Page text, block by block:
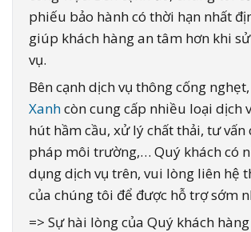
phiếu bảo hành có thời hạn nhất
giúp khách hàng an tâm hơn khi
vụ.
Bên cạnh dịch vụ thông cống nghẹt,
Xanhcòn cung cấp nhiều loại dịch
hút hầm cầu, xử lý chất thải, tư vấn
pháp môi trường,… Quý khách có
dụng dịch vụ trên, vui lòng liên hệ
của chúng tôi để được hỗ trợ sớm
=> Sự hài lòng của Quý khách